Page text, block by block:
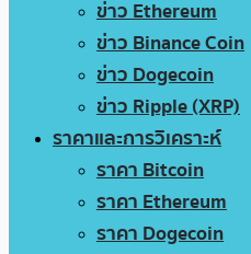
ข่าว Ethereum
ข่าว Binance Coin
ข่าว Dogecoin
ข่าว Ripple (XRP)
ราคาและการวิเคราะห์
ราคา Bitcoin
ราคา Ethereum
ราคา Dogecoin